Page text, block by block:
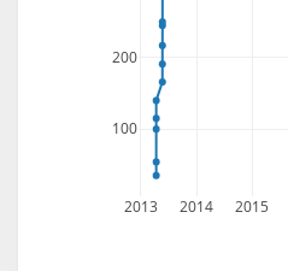
2013 2014 2015
100
200